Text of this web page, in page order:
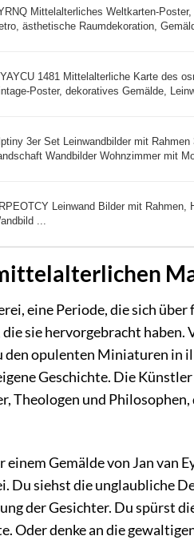
Mittelalterliches Weltkarten-
ästhetische Raumdekoration,
1481 Mittelalterliche Karte des
Poster, dekoratives Gemälde,
3er Set Leinwandbilder mit
Wandbilder Wohnzimmer mit
Leinwand Bilder mit Rahmen,
...
eine Periode, die sich
sie hervorgebracht haben.
den opulenten Miniaturen
Geschichte. Die
Theologen und
einem Gemälde von Jan van
Du siehst die unglaubliche
der Gesichter. Du spürst
Oder denke an die